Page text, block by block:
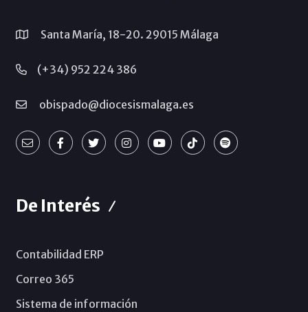
Santa María, 18-20. 29015 Málaga
(+34) 952 224 386
obispado@diocesismalaga.es
De Interés
Contabilidad ERP
Correo 365
Sistema de información